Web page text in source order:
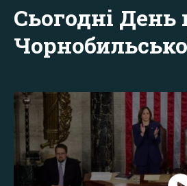
Сьогодні